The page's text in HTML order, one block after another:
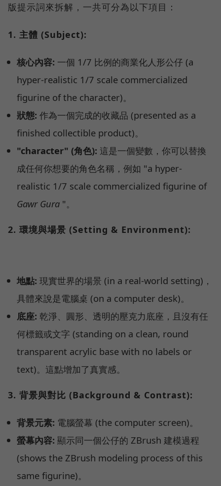
版提示詞來拆解，一共可分為以下項目：
1. 主體 (Subject):
核心內容: 一個 1/7 比例的商業化人形公仔 (a
hyper-realistic 1/7 scale commercialized
figurine of the character)。
狀態: 作為一個完成的收藏品 (presented as a
finished collectible product)。
"character" (角色): 這是一個變數，你可以替換
成任何你想要的角色名稱，例如 "a hyper-
realistic 1/7 scale commercialized figurine of
Gawr Gura "。
2. 環境與場景 (Setting & Environment):
地點: 現實世界的場景 (in a real-world setting)，
具體來說是電腦桌 (on a computer desk)。
底座: 乾淨、圓形、透明的壓克力底座，且沒有任
何標籤或文字 (standing on a clean, round
transparent acrylic base with no labels or
text)。這點增加了真實感。
3. 背景與對比 (Background & Contrast):
背景元素: 電腦螢幕 (the computer screen)。
螢幕內容: 顯示同一個公仔的 ZBrush 建模過程
(shows the ZBrush modeling process of this
same figurine)。